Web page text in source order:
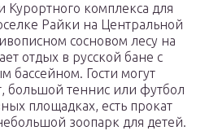
комплекса для
Райки на Центральной
сосновом лесу на
отдых в русской бане с
бассейном. Гости могут
большой теннис или футбол
площадках, есть прокат
зоопарк для детей.